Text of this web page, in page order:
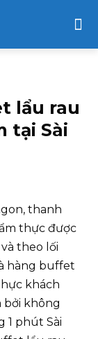
lẩu rau
tại Sài
thanh
thực được
theo lối
hàng buffet
khách
bởi không
1 phút Sài